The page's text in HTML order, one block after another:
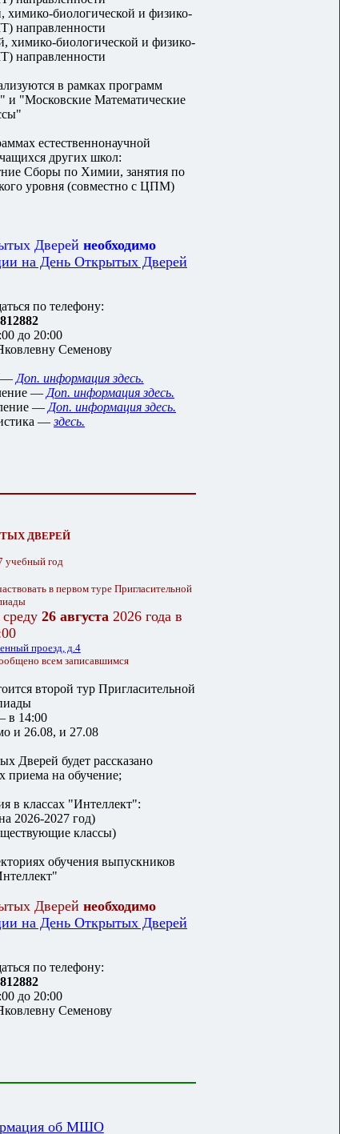
химико-биологической и физико-
направленности
химико-биологической и физико-
направленности
в рамках программ
и "Московские Математические
естественнонаучной
других школ:
Сборы по Химии, занятия по
уровня (совместно с ЦПМ)
Дверей необходимо
на День Открытых Дверей
по телефону:
до 20:00
Семенову
— Доп. информация здесь.
— Доп. информация здесь.
— Доп. информация здесь.
— здесь.
ДВЕРЕЙ
учебный год
в первом туре Пригласительной
26 августа2026 года в
проезд, д.4
всем записавшимся
второй тур Пригласительной
в 14:00
и 26.08, и 27.08
Дверей будет рассказано
приема на обучение;
в классах "Интеллект":
2026-2027 год)
классы)
обучения выпускников
Дверей необходимо
на День Открытых Дверей
по телефону:
до 20:00
Семенову
об МШО